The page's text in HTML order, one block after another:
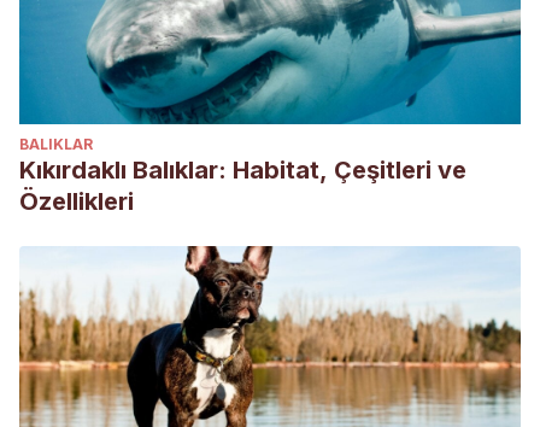
review.Journal of Veterinary Diagnostic Investigation,
29(6), 781-787.
BALIKLAR
Kıkırdaklı Balıklar: Habitat, Çeşitleri ve
Özellikleri